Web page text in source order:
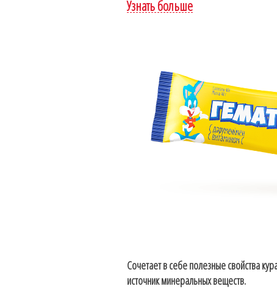
Узнать больше
Сочетает в себе полезные свойства
источник минеральных веществ.